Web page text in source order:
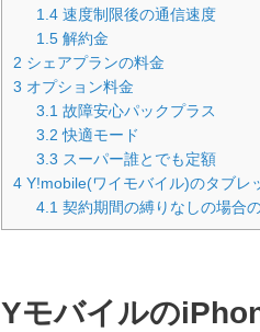
1.4 速度制限後の通信速度
1.5 解約金
2 シェアプランの料金
3 オプション料金
3.1 故障安心パックプラス
3.2 快適モード
3.3 スーパー誰とでも定額
4 Y!mobile(ワイモバイル)のタブレ
4.1 契約期間の縛りなしの場合
Yモバイルの